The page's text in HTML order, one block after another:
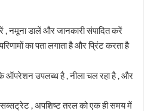
नमूना डालें और जानकारी संपादित करें
का पता लगाता है और प्रिंट करता है
कि ऑपरेशन उपलब्ध है , नीला चल रहा है , और
सब्सट्रेट , अपशिष्ट तरल को एक ही समय में